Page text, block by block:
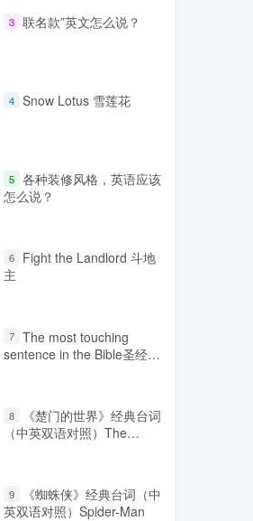
3 联名款”英文怎么说？
4 Snow Lotus 雪莲花
5 各种装修风格，英语应该
怎么说？
6
Fight the Landlord 斗地
主
7 The most touching
sentence in the Bible圣经中
8
《楚门的世界》经典台词
（中英双语对照）The
9
《蜘蛛侠》经典台词（中
英双语对照）Spider-Man